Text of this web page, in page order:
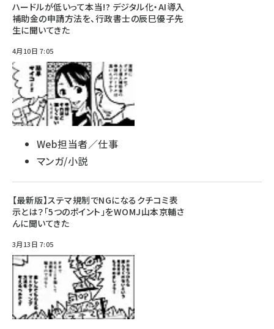
ハードルが低いって本当!? デジタル化・AI導入
補助金の申請方法を、行政書士の辰巳優子先
生に聞いてきた
4月10日 7:05
Web担当者／仕事
マンガ/小説
【最新版】ステマ規制でNGになるクチコミ表
示とは？「5つのポイント」をWOMJ山本京輔さ
んに聞いてきた
3月13日 7:05